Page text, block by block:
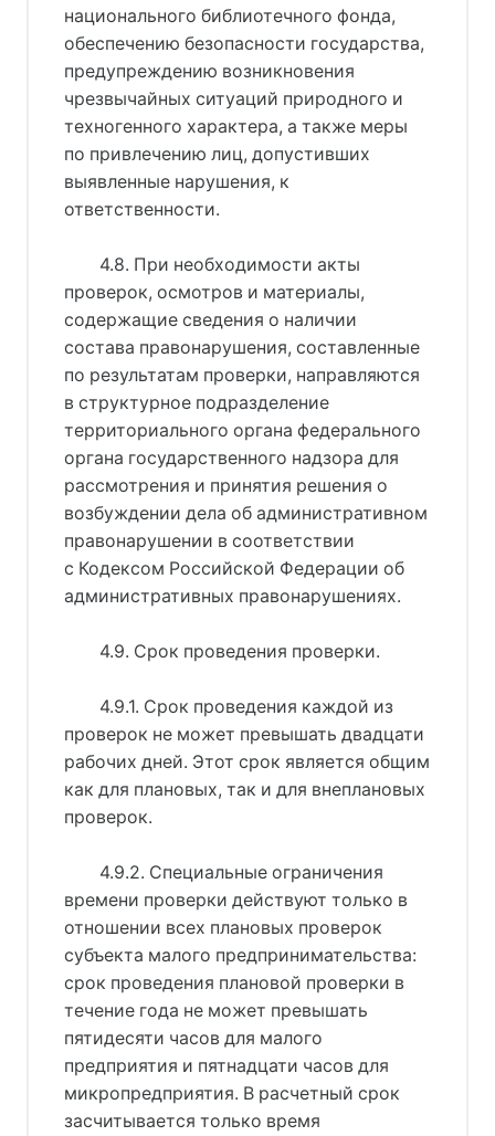
национального библиотечного фонда,
обеспечению безопасности государства,
предупреждению возникновения
чрезвычайных ситуаций природного и
техногенного характера, а также меры
по привлечению лиц, допустивших
выявленные нарушения, к
ответственности.
4.8. При необходимости акты
проверок, осмотров и материалы,
содержащие сведения о наличии
состава правонарушения, составленные
по результатам проверки, направляются
в структурное подразделение
территориального органа федерального
органа государственного надзора для
рассмотрения и принятия решения о
возбуждении дела об административном
правонарушении в соответствии
с Кодексом Российской Федерации об
административных правонарушениях.
4.9. Срок проведения проверки.
4.9.1. Срок проведения каждой из
проверок не может превышать двадцати
рабочих дней. Этот срок является общим
как для плановых, так и для внеплановых
проверок.
4.9.2. Специальные ограничения
времени проверки действуют только в
отношении всех плановых проверок
субъекта малого предпринимательства:
срок проведения плановой проверки в
течение года не может превышать
пятидесяти часов для малого
предприятия и пятнадцати часов для
микропредприятия. В расчетный срок
засчитывается только время